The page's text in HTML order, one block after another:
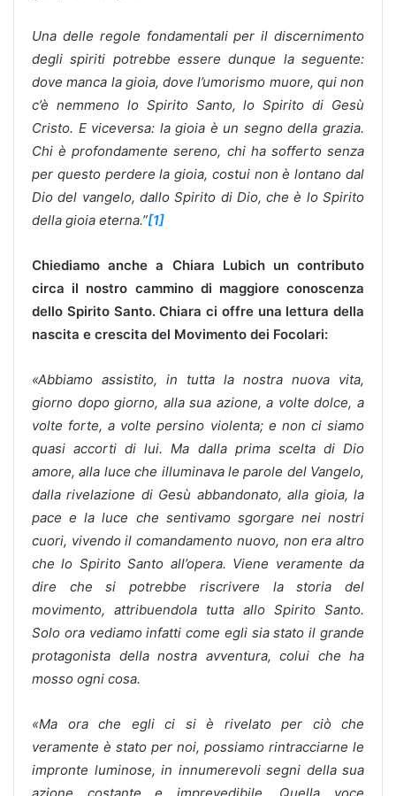
Una delle regole fondamentali per il discernimento
degli spiriti potrebbe essere dunque la seguente:
dove manca la gioia, dove l’umorismo muore, qui non
c’è nemmeno lo Spirito Santo, lo Spirito di Gesù
Cristo. E viceversa: la gioia è un segno della grazia.
Chi è profondamente sereno, chi ha sofferto senza
per questo perdere la gioia, costui non è lontano dal
Dio del vangelo, dallo Spirito di Dio, che è lo Spirito
della gioia eterna.”[1]
Chiediamo anche a Chiara Lubich un contributo
circa il nostro cammino di maggiore conoscenza
dello Spirito Santo. Chiara ci offre una lettura della
nascita e crescita del Movimento dei Focolari:
«Abbiamo assistito, in tutta la nostra nuova vita,
giorno dopo giorno, alla sua azione, a volte dolce, a
volte forte, a volte persino violenta; e non ci siamo
quasi accorti di lui. Ma dalla prima scelta di Dio
amore, alla luce che illuminava le parole del Vangelo,
dalla rivelazione di Gesù abbandonato, alla gioia, la
pace e la luce che sentivamo sgorgare nei nostri
cuori, vivendo il comandamento nuovo, non era altro
che lo Spirito Santo all’opera. Viene veramente da
dire che si potrebbe riscrivere la storia del
movimento, attribuendola tutta allo Spirito Santo.
Solo ora vediamo infatti come egli sia stato il grande
protagonista della nostra avventura, colui che ha
mosso ogni cosa.
«Ma ora che egli ci si è rivelato per ciò che
veramente è stato per noi, possiamo rintracciarne le
impronte luminose, in innumerevoli segni della sua